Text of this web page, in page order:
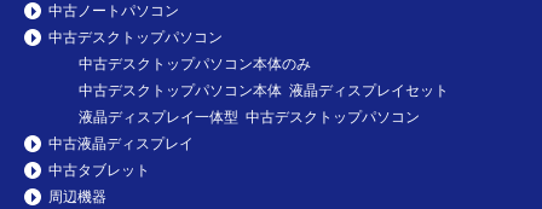
中古ノートパソコン
中古デスクトップパソコン
中古デスクトップパソコン本体のみ
中古デスクトップパソコン本体 液晶ディスプレイセット
液晶ディスプレイ一体型 中古デスクトップパソコン
中古液晶ディスプレイ
中古タブレット
周辺機器